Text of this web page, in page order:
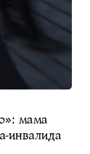
мама
инвалида